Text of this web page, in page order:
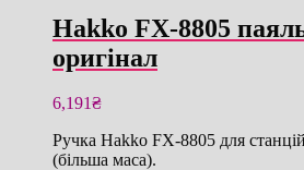
Hakko FX-8805
оригінал
6,191₴
Ручка Hakko FX-8805 для
(більша маса).